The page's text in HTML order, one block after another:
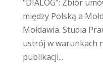
"DIALOG": Zbiór
między Polską a
Mołdawia. Studia
ustrój w warunkach
publikacji...